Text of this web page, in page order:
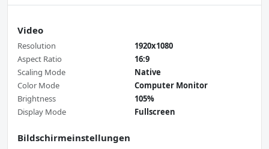
Video
Resolution
1920x1080
Aspect Ratio
16:9
Scaling Mode
Native
Color Mode
Computer Monitor
Brightness
105%
Display Mode
Fullscreen
Bildschirmeinstellungen